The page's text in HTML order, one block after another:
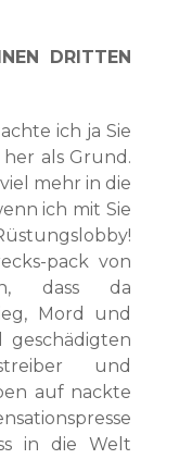
DRITTEN
ich ja Sie
als Grund.
mehr in die
ich mit Sie
pack von
dass da
Mord und
geschädigten
und
auf nackte
in die Welt